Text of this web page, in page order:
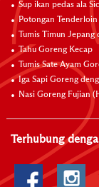
Sup ikan pedas ala
Potongan Tenderloin
Tumis Timun Jepang
Tahu Goreng Kecap
Tumis Sate Ayam
Iga Sapi Goreng
Nasi Goreng Fujian
Terhubung